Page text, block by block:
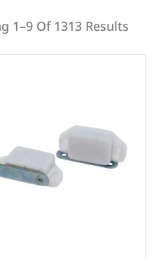
1–9 Of 1313 Results